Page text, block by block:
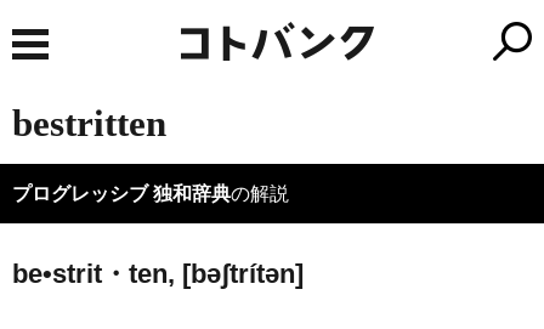
bestritten
プログレッシブ 独和辞典の解説
be•strit・ten, [bəʃtrítən]